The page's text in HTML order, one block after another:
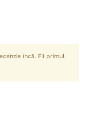
încă. Fii primul